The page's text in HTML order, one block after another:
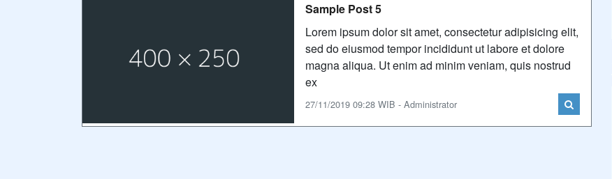
Sample Post 5
Lorem ipsum dolor sit amet, consectetur adipisicing elit,
sed do eiusmod tempor incididunt ut labore et dolore
magna aliqua. Ut enim ad minim veniam, quis nostrud
ex
27/11/2019 09:28 WIB - Administrator